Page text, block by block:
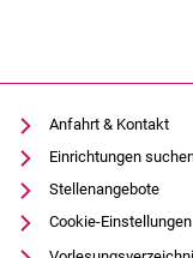
Anfahrt & Kontakt
Einrichtungen
Stellenangebote
Cookie-Einstellungen